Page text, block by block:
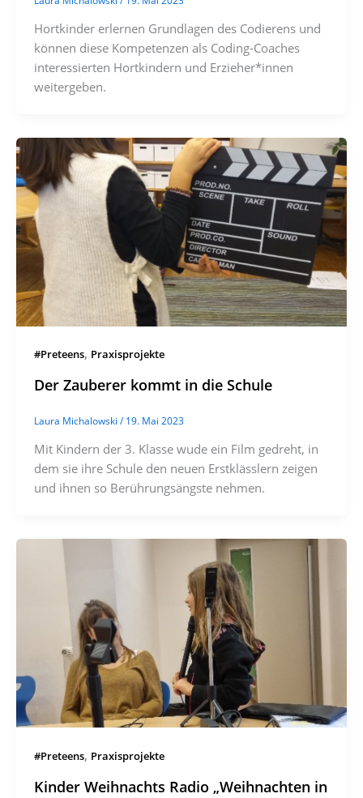
Hortkinder erlernen Grundlagen des Codierens und
können diese Kompetenzen als Coding-Coaches
interessierten Hortkindern und Erzieher*innen
weitergeben.
#Preteens, Praxisprojekte
Der Zauberer kommt in die Schule
Laura Michalowski /19. Mai 2023
Mit Kindern der 3. Klasse wude ein Film gedreht, in
dem sie ihre Schule den neuen Erstklässlern zeigen
und ihnen so Berührungsängste nehmen.
#Preteens, Praxisprojekte
Kinder Weihnachts Radio „Weihnachten in